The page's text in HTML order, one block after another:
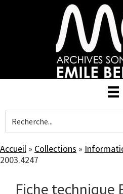
Accueil » Collections »
2003.4247
Fiche technique